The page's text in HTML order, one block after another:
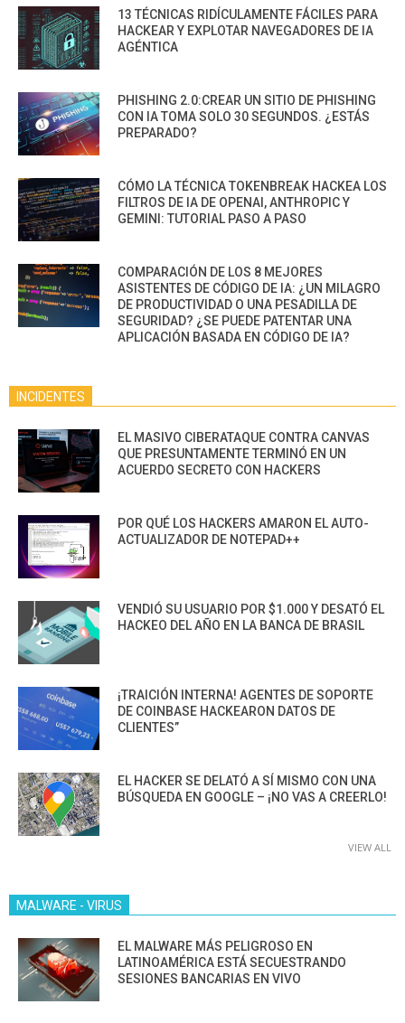
13 TÉCNICAS RIDÍCULAMENTE FÁCILES PARA
HACKEAR Y EXPLOTAR NAVEGADORES DE IA
AGÉNTICA
PHISHING 2.0:CREAR UN SITIO DE PHISHING
CON IA TOMA SOLO 30 SEGUNDOS. ¿ESTÁS
PREPARADO?
CÓMO LA TÉCNICA TOKENBREAK HACKEA LOS
FILTROS DE IA DE OPENAI, ANTHROPIC Y
GEMINI: TUTORIAL PASO A PASO
COMPARACIÓN DE LOS 8 MEJORES
ASISTENTES DE CÓDIGO DE IA: ¿UN MILAGRO
DE PRODUCTIVIDAD O UNA PESADILLA DE
SEGURIDAD? ¿SE PUEDE PATENTAR UNA
APLICACIÓN BASADA EN CÓDIGO DE IA?
INCIDENTES
EL MASIVO CIBERATAQUE CONTRA CANVAS
QUE PRESUNTAMENTE TERMINÓ EN UN
ACUERDO SECRETO CON HACKERS
POR QUÉ LOS HACKERS AMARON EL AUTO-
ACTUALIZADOR DE NOTEPAD++
VENDIÓ SU USUARIO POR $1.000 Y DESATÓ EL
HACKEO DEL AÑO EN LA BANCA DE BRASIL
¡TRAICIÓN INTERNA! AGENTES DE SOPORTE
DE COINBASE HACKEARON DATOS DE
CLIENTES”
EL HACKER SE DELATÓ A SÍ MISMO CON UNA
BÚSQUEDA EN GOOGLE – ¡NO VAS A CREERLO!
VIEW ALL
MALWARE - VIRUS
EL MALWARE MÁS PELIGROSO EN
LATINOAMÉRICA ESTÁ SECUESTRANDO
SESIONES BANCARIAS EN VIVO